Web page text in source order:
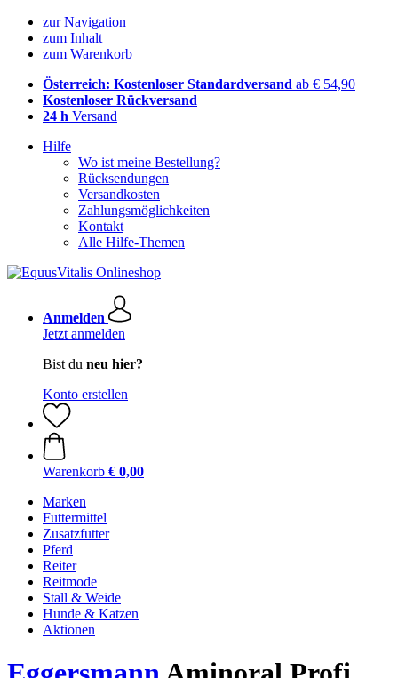
zur Navigation
zum Inhalt
zum Warenkorb
Österreich: Kostenloser Standardversand ab € 54,90
Kostenloser Rückversand
24 h Versand
Hilfe
Wo ist meine Bestellung?
Rücksendungen
Versandkosten
Zahlungsmöglichkeiten
Kontakt
Alle Hilfe-Themen
Anmelden
Jetzt anmelden
Bist du neu hier?
Konto erstellen
Warenkorb € 0,00
Marken
Futtermittel
Zusatzfutter
Pferd
Reiter
Reitmode
Stall & Weide
Hunde & Katzen
Aktionen